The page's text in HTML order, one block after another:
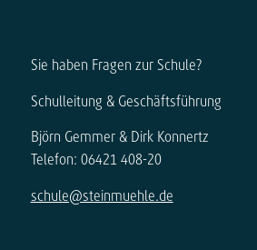
Sie haben Fragen zur Schule?
Schulleitung & Geschäftsführung
Björn Gemmer & Dirk Konnertz
Telefon: 06421 408-20
schule@steinmuehle.de